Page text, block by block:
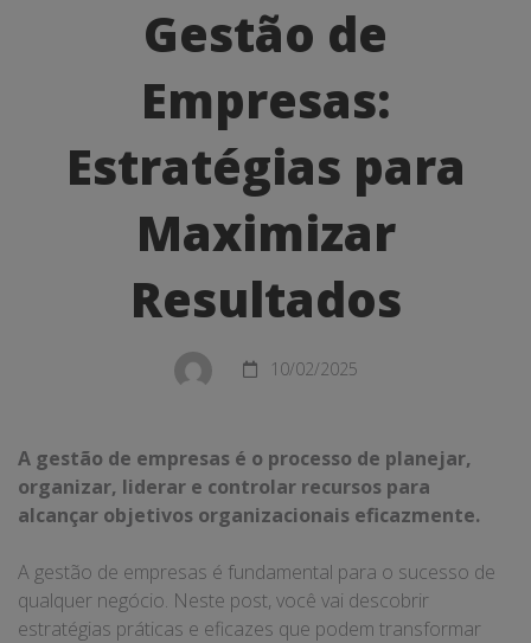
Empresas:
Estratégias
para
Maximizar
Resultados
Gestão de
Empresas:
Estratégias para
Maximizar
Resultados
10/02/2025
A gestão de empresas é o processo de planejar,
organizar, liderar e controlar recursos para
alcançar objetivos organizacionais eficazmente.
A gestão de empresas é fundamental para o sucesso de
qualquer negócio. Neste post, você vai descobrir
estratégias práticas e eficazes que podem transformar